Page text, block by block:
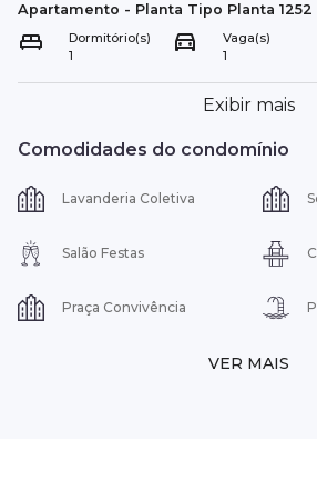
Apartamento - Planta Tipo Planta 1252
Dormitório(s)
1
Vaga(s)
1
Exibir mais
Comodidades do condomínio
Lavanderia Coletiva
Salão Festas
Praça Convivência
VER MAIS